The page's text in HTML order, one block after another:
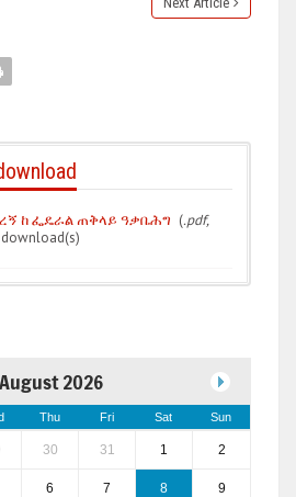
ከ ፌዴራል ጠቅላይ ዓቃቤሕግ (.pdf,
download(s)
August 2026
Thu Fri Sat Sun
30 31 1 2
6 7 8 9